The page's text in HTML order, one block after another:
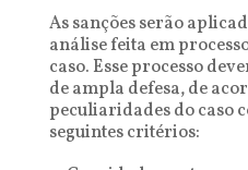
As sanções serão
análise feita em
caso. Esse processo
de ampla defesa, de
peculiaridades do caso
seguintes critérios: